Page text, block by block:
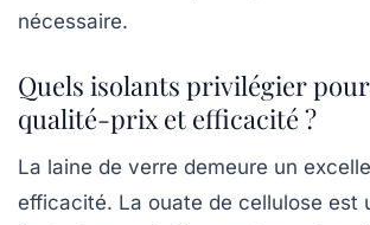
nécessaire.
Quels isolants privilégier
qualité-prix et efficacité ?
La laine de verre demeure un
efficacité. La ouate de cellulose est